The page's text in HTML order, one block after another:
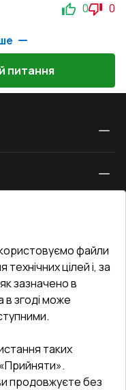
0 0
питання
60 кв. 61
файли
цілей і, за
зазначено в
в згоді може
таких
продовжуєте без